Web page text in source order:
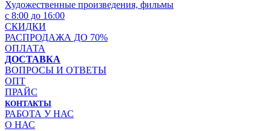
Художественные произведения, фильмы
с 8:00 до 16:00
СКИДКИ
РАСПРОДАЖА ДО 70%
ОПЛАТА
ДОСТАВКА
ВОПРОСЫ И ОТВЕТЫ
ОПТ
ПРАЙС
КОНТАКТЫ
РАБОТА У НАС
О НАС